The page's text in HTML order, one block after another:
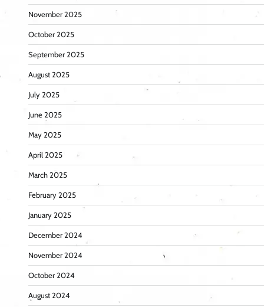
November 2025
October 2025
September 2025
August 2025
July 2025
June 2025
May 2025
April 2025
March 2025
February 2025
January 2025
December 2024
November 2024
October 2024
August 2024